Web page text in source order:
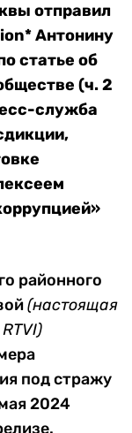
отправил
Антонину
статье об
(ч. 2
служба
районного
(настоящая
под стражу
2024